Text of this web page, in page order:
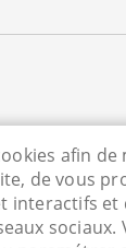
afin de
de vous
interactifs et
sociaux.